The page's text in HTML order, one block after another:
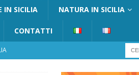
IN SICILIA NATURA IN SICILIA
CONTATTI